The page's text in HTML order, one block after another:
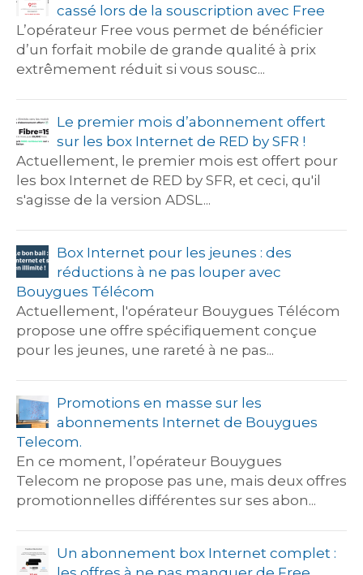
cassé lors de la souscription avec Free
L’opérateur Free vous permet de bénéficier
d’un forfait mobile de grande qualité à prix
extrêmement réduit si vous sousc...
Le premier mois d’abonnement offert
sur les box Internet de RED by SFR !
Actuellement, le premier mois est offert pour
les box Internet de RED by SFR, et ceci, qu'il
s'agisse de la version ADSL...
Box Internet pour les jeunes : des
réductions à ne pas louper avec
Bouygues Télécom
Actuellement, l'opérateur Bouygues Télécom
propose une offre spécifiquement conçue
pour les jeunes, une rareté à ne pas...
Promotions en masse sur les
abonnements Internet de Bouygues
Telecom.
En ce moment, l’opérateur Bouygues
Telecom ne propose pas une, mais deux offres
promotionnelles différentes sur ses abon...
Un abonnement box Internet complet :